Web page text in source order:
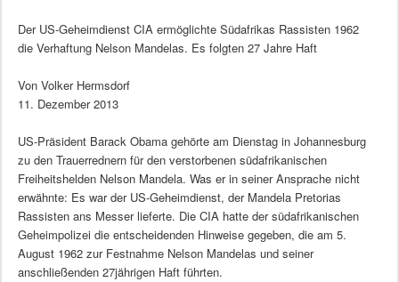
Der US-Geheimdienst CIA ermöglichte Südafrikas Rassisten 1962
die Verhaftung Nelson Mandelas. Es folgten 27 Jahre Haft
Von Volker Hermsdorf
11. Dezember 2013
US-Präsident Barack Obama gehörte am Dienstag in Johannesburg
zu den Trauerrednern für den verstorbenen südafrikanischen
Freiheitshelden Nelson Mandela. Was er in seiner Ansprache nicht
erwähnte: Es war der US-Geheimdienst, der Mandela Pretorias
Rassisten ans Messer lieferte. Die CIA hatte der südafrikanischen
Geheimpolizei die entscheidenden Hinweise gegeben, die am 5.
August 1962 zur Festnahme Nelson Mandelas und seiner
anschließenden 27jährigen Haft führten.